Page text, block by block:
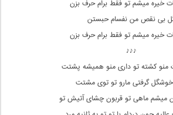
خیره میشم تو فقط برام حرف بزن
بی نقص من نفسام حبستن
خیره میشم تو فقط برام حرف بزن
♪♪♪
منو کشته تو داری منو همیشه پشتت
گرفتی مارو تو توی مشتت
میشم ماهی تو قربون چشای آتیش تو